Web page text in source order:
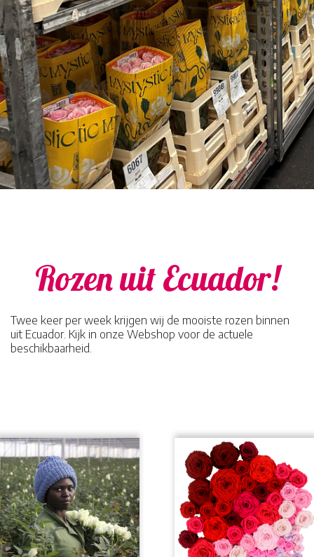
Rozen uit Ecuador!
Twee keer per week krijgen wij de mooiste rozen binnen
uit Ecuador. Kijk in onze Webshop voor de actuele
beschikbaarheid.